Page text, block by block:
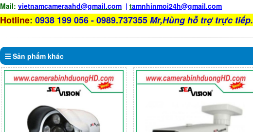
Mail: vietnamcameraahd@gmail.com | tamnhinmoi24h@gmail.com
Hotline: 0938 199 056 - 0989.737355Mr,Hùng hỗ trợ trực tiếp.
Sản phẩm khác